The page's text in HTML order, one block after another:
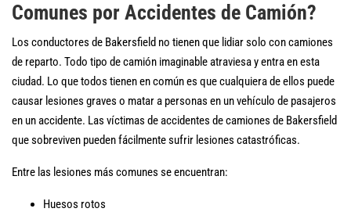
Comunes por Accidentes de Camión?
Los conductores de Bakersfield no tienen que lidiar solo con camiones
de reparto. Todo tipo de camión imaginable atraviesa y entra en esta
ciudad. Lo que todos tienen en común es que cualquiera de ellos puede
causar lesiones graves o matar a personas en un vehículo de pasajeros
en un accidente. Las víctimas de accidentes de camiones de Bakersfield
que sobreviven pueden fácilmente sufrir lesiones catastróficas.
Entre las lesiones más comunes se encuentran:
Huesos rotos